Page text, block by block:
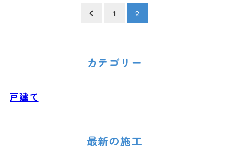
ペ
ー
1 2
カテゴリー
戸建て
最新の施工